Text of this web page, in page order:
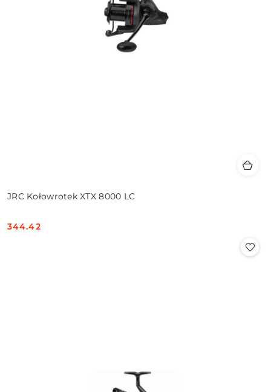
JRC Kołowrotek XTX 8000 LC
Cena:
344.42